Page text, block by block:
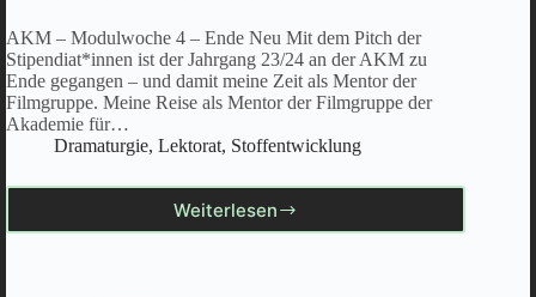
AKM – Modulwoche 4 – Ende Neu Mit dem Pitch der
Stipendiat*innen ist der Jahrgang 23/24 an der AKM zu
Ende gegangen – und damit meine Zeit als Mentor der
Filmgruppe. Meine Reise als Mentor der Filmgruppe der
Akademie für…
Dramaturgie, Lektorat, Stoffentwicklung
Weiterlesen
AKM